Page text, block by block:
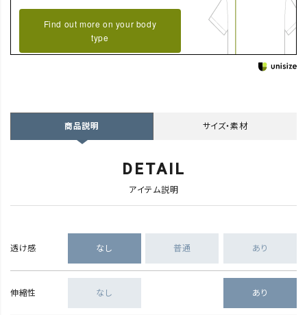
Find out more on your body
type
商品説明 サイズ・素材
DETAIL
アイテム説明
透け感 なし 普通 あり
伸縮性 なし あり